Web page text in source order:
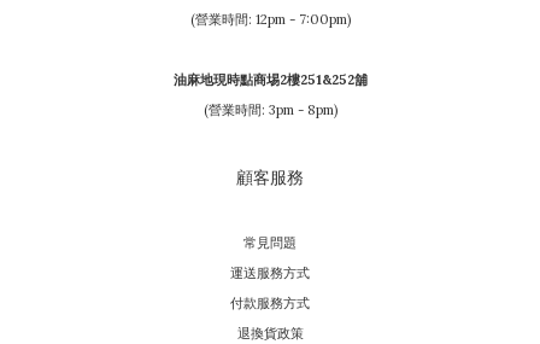
(營業時間: 12pm - 7:00pm)
油麻地現時點商埸2樓251&252舖
(營業時間: 3pm - 8pm)
顧客服務
常見問題
運送服務方式
付款服務方式
退換貨政策